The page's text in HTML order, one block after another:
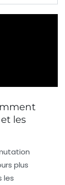
les
plus
les